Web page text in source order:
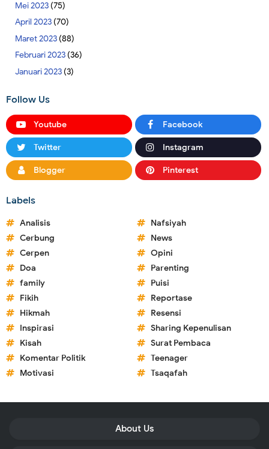
Mei 2023(75)
April 2023(70)
Maret 2023(88)
Februari 2023(36)
Januari 2023(3)
Follow Us
Youtube Facebook
Twitter Instagram
Blogger Pinterest
Labels
Analisis
Cerbung
Cerpen
Doa
family
Fikih
Hikmah
Inspirasi
Kisah
Komentar Politik
Motivasi
Nafsiyah
News
Opini
Parenting
Puisi
Reportase
Resensi
Sharing Kepenulisan
Surat Pembaca
Teenager
Tsaqafah
About Us